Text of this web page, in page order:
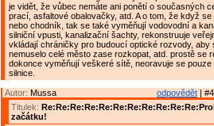
je vidět, že vůbec nemáte ani ponětí o současných
prací, asfaltové obalovačky, atd. A o tom, že když se
nebo chodník, tak se také vyměňují vodovodní a
silniční vpusti, kanalizační šachty, rekonstruuje
vkládají chráničky pro budoucí optické rozvody, aby
nemuselo celé město zase rozkopat, atd. prostě se
dokonce vyměňují veškeré sítě, neoravuje se pouze
silnice.
odpovědět |
Autor: Mussa
Titulek:
začátku!